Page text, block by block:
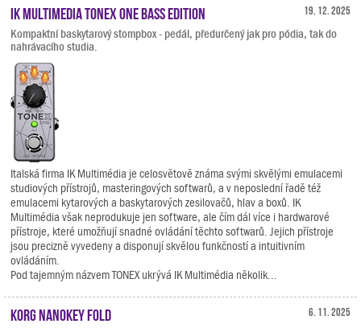
19. 12. 2025
IK Multimedia TONEX ONE Bass Edition
Kompaktní baskytarový stompbox - pedál, předurčený jak pro pódia, tak do
nahrávacího studia.
Italská firma IK Multimédia je celosvětově známa svými skvělými emulacemi
studiových přístrojů, masteringových softwarů, a v neposlední řadě též
emulacemi kytarových a baskytarových zesilovačů, hlav a boxů. IK
Multimédia však neprodukuje jen software, ale čím dál více i hardwarové
přístroje, které umožňují snadné ovládání těchto softwarů. Jejich přístroje
jsou precizně vyvedeny a disponují skvělou funkčností a intuitivním
ovládáním.
Pod tajemným názvem TONEX ukrývá IK Multimédia několik...
6. 11. 2025
KORG nanoKEY Fold